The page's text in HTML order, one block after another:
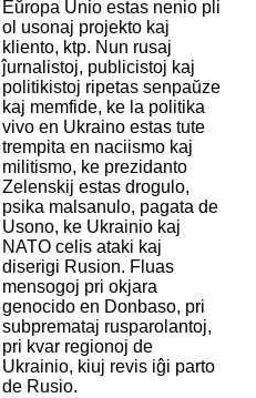
Eŭropa Unio estas nenio pli
ol usonaj projekto kaj
kliento, ktp. Nun rusaj
ĵurnalistoj, publicistoj kaj
politikistoj ripetas senpaŭze
kaj memfide, ke la politika
vivo en Ukraino estas tute
trempita en naciismo kaj
militismo, ke prezidanto
Zelenskij estas drogulo,
psika malsanulo, pagata de
Usono, ke Ukrainio kaj
NATO celis ataki kaj
diserigi Rusion. Fluas
mensogoj pri okjara
genocido en Donbaso, pri
subpremataj rusparolantoj,
pri kvar regionoj de
Ukrainio, kiuj revis iĝi parto
de Rusio.